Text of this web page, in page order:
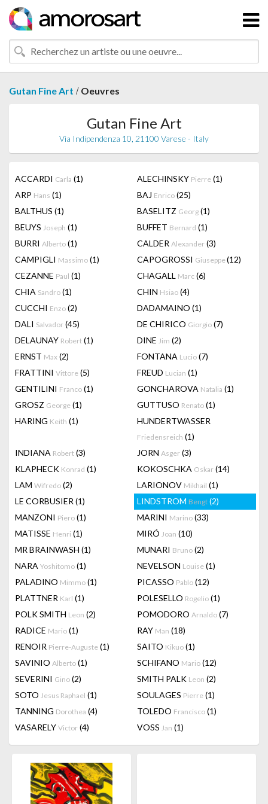
Gutan Fine Art / Oeuvres
Gutan Fine Art
Via Indipendenza 10, 21100 Varese - Italy
ACCARDI Carla (1) ALECHINSKY Pierre (1)
ARP Hans (1) BAJ Enrico (25)
BALTHUS (1) BASELITZ Georg (1)
BEUYS Joseph (1) BUFFET Bernard (1)
BURRI Alberto (1) CALDER Alexander (3)
CAMPIGLI Massimo (1) CAPOGROSSI Giuseppe(12)
CEZANNE Paul (1) CHAGALL Marc (6)
CHIA Sandro (1) CHIN Hsiao (4)
CUCCHI Enzo (2) DADAMAINO (1)
DALI Salvador (45) DE CHIRICO Giorgio (7)
DELAUNAY Robert (1) DINE Jim (2)
ERNST Max (2) FONTANA Lucio (7)
FRATTINI Vittore (5) FREUD Lucian (1)
GENTILINI Franco (1) GONCHAROVA Natalia (1)
GROSZ George (1) GUTTUSO Renato (1)
HARING Keith (1) HUNDERTWASSER
Friedensreich (1)
INDIANA Robert (3) JORN Asger (3)
KLAPHECK Konrad (1) KOKOSCHKA Oskar (14)
LAM Wifredo (2) LARIONOV Mikhail (1)
LE CORBUSIER (1) LINDSTROM Bengt (2)
MANZONI Piero (1) MARINI Marino (33)
MATISSE Henri (1) MIRÓ Joan (10)
MR BRAINWASH (1) MUNARI Bruno (2)
NARA Yoshitomo (1) NEVELSON Louise (1)
PALADINO Mimmo (1) PICASSO Pablo (12)
PLATTNER Karl (1) POLESELLO Rogelio (1)
POLK SMITH Leon (2) POMODORO Arnaldo (7)
RADICE Mario (1) RAY Man (18)
RENOIR Pierre-Auguste (1) SAITO Kikuo (1)
SAVINIO Alberto (1) SCHIFANO Mario (12)
SEVERINI Gino (2) SMITH PALK Leon (2)
SOTO Jesus Raphael (1) SOULAGES Pierre (1)
TANNING Dorothea (4) TOLEDO Francisco (1)
VASARELY Victor (4) VOSS Jan (1)